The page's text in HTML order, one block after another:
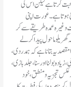
کرتا ہے لیکن اس کی
ہوتا ہے۔ عورت اپنی
ہ عمدہ طریقے سے کر
ماحول پیدا کرلے
یہ بتانا ہے کہ ہمدردی،
بولنا اور سنا، جلد بازی،
تجزیہ و منطق، خود